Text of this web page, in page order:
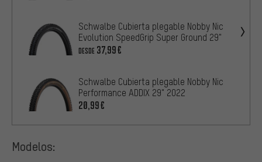
Schwalbe Cubierta plegable Nobby Nic
Evolution SpeedGrip Super Ground 29"
DESDE 37,99€
Schwalbe Cubierta plegable Nobby Nic
Performance ADDIX 29" 2022
20,99€
Modelos: